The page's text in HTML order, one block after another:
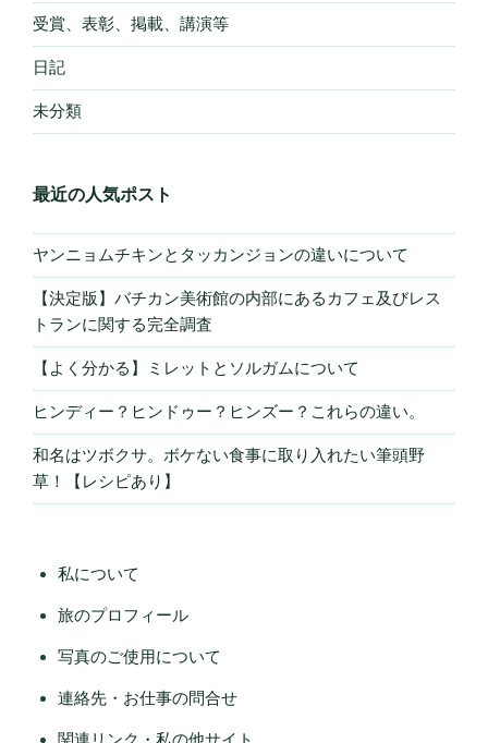
受賞、表彰、掲載、講演等
日記
未分類
最近の人気ポスト
ヤンニョムチキンとタッカンジョンの違いについて
【決定版】バチカン美術館の内部にあるカフェ及びレス
トランに関する完全調査
【よく分かる】ミレットとソルガムについて
ヒンディー？ヒンドゥー？ヒンズー？これらの違い。
和名はツボクサ。ボケない食事に取り入れたい筆頭野
草！【レシピあり】
私について
旅のプロフィール
写真のご使用について
連絡先・お仕事の問合せ
関連リンク・私の他サイト